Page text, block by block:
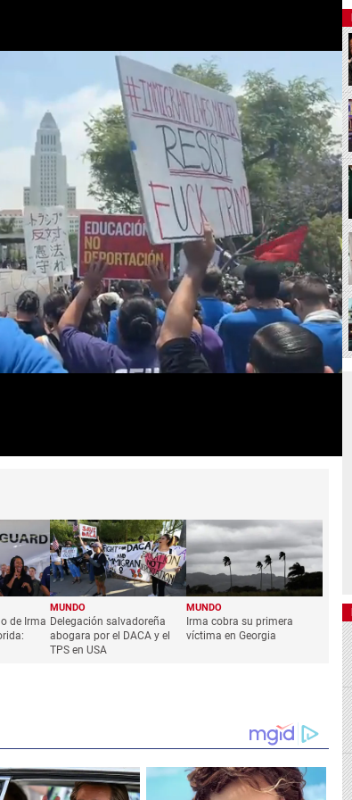
de Irma
MUNDO
Delegación salvadoreña
abogara por el DACA y el
TPS en USA
MUNDO
Irma cobra su primera
víctima en Georgia